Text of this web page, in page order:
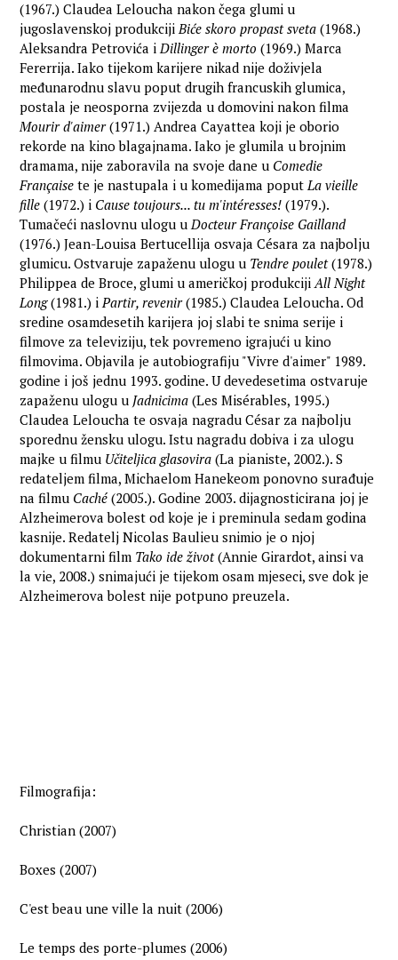
(1967.) Claudea Leloucha nakon čega glumi u
jugoslavenskoj produkcijiBiće skoro propast sveta (1968.)
Aleksandra Petrovića iDillinger è morto (1969.) Marca
Fererrija. Iako tijekom karijere nikad nije doživjela
međunarodnu slavu poput drugih francuskih glumica,
postala je neosporna zvijezda u domovini nakon filma
Mourir d'aimer(1971.) Andrea Cayattea koji je oborio
rekorde na kino blagajnama. Iako je glumila u brojnim
dramama, nije zaboravila na svoje dane u Comedie
Française te je nastupala i u komedijama poputLa vieille
fille (1972.) i Cause toujours... tu m'intéresses! (1979.).
Tumačeći naslovnu ulogu uDocteur Françoise Gailland
(1976.) Jean-Louisa Bertucellija osvaja Césara za najbolju
glumicu. Ostvaruje zapaženu ulogu u Tendre poulet(1978.)
Philippea de Broce, glumi u američkoj produkcijiAll Night
Long(1981.) iPartir, revenir(1985.) Claudea Leloucha. Od
sredine osamdesetih karijera joj slabi te snima serije i
filmove za televiziju, tek povremeno igrajući u kino
filmovima. Objavila je autobiografiju "Vivre d'aimer" 1989.
godine i još jednu 1993. godine. U devedesetima ostvaruje
zapaženu ulogu u Jadnicima (Les Misérables, 1995.)
Claudea Leloucha te osvaja nagradu César za najbolju
sporednu žensku ulogu. Istu nagradu dobiva i za ulogu
majke u filmu Učiteljica glasovira (La pianiste, 2002.). S
redateljem filma, Michaelom Hanekeom ponovno surađuje
na filmu Caché (2005.). Godine 2003. dijagnosticirana joj je
Alzheimerova bolest od koje je i preminula sedam godina
kasnije. Redatelj Nicolas Baulieu snimio je o njoj
dokumentarni film Tako ide život(Annie Girardot, ainsi va
la vie, 2008.) snimajući je tijekom osam mjeseci, sve dok je
Alzheimerova bolest nije potpuno preuzela.
Filmografija:
Christian (2007)
Boxes (2007)
C'est beau une ville la nuit (2006)
Le temps des porte-plumes (2006)